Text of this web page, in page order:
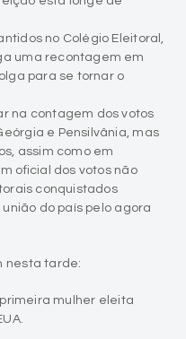
no Colégio Eleitoral,
uma recontagem em
para se tornar o
na contagem dos votos
e Pensilvânia, mas
assim como em
oficial dos votos não
conquistados
do país pelo agora
nesta tarde:
mulher eleita